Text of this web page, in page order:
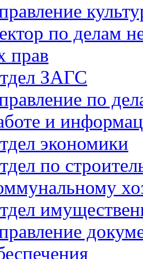
по делам
прав
ЗАГС
по
и
экономики
по